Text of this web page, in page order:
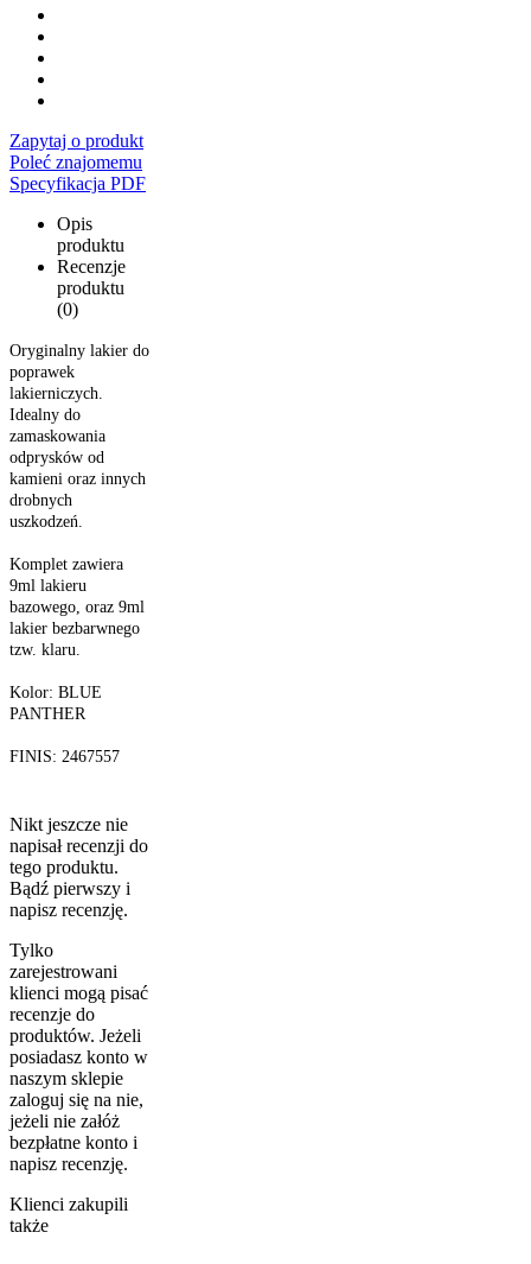
Zapytaj o produkt
Poleć znajomemu
Specyfikacja PDF
Opis
produktu
Recenzje
produktu
(0)
Oryginalny lakier do
poprawek
lakierniczych.
Idealny do
zamaskowania
odprysków od
kamieni oraz innych
drobnych
uszkodzeń.
Komplet zawiera
9ml lakieru
bazowego, oraz 9ml
lakier bezbarwnego
tzw. klaru.
Kolor: BLUE
PANTHER
FINIS: 2467557
Nikt jeszcze nie
napisał recenzji do
tego produktu.
Bądź pierwszy i
napisz recenzję.
Tylko
zarejestrowani
klienci mogą pisać
recenzje do
produktów. Jeżeli
posiadasz konto w
naszym sklepie
zaloguj się na nie,
jeżeli nie załóż
bezpłatne konto i
napisz recenzję.
Klienci zakupili
także